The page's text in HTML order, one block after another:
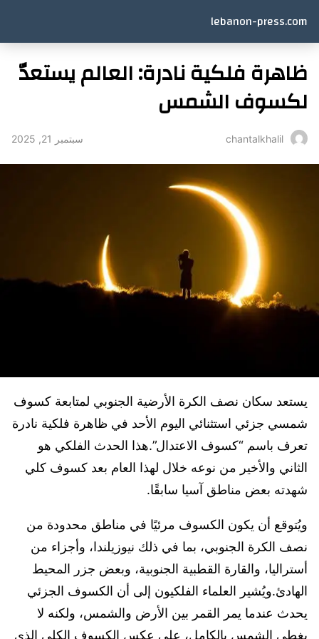
lebanon-press.com
ظاهرة فلكية نادرة: العالم يستعدّ
لكسوف الشمس
chantalkhalil سبتمبر 21, 2025
يستعد سكان نصف الكرة الأرضية الجنوبي لمتابعة كسوف
شمسي جزئي استثنائي اليوم الأحد في ظاهرة فلكية نادرة
تعرف باسم “كسوف الاعتدال”.هذا الحدث الفلكي هو
الثاني والأخير من نوعه خلال لهذا العام بعد كسوف كلي
شهدته بعض مناطق آسيا سابقًا.
ويُتوقع أن يكون الكسوف مرئيًا في مناطق محدودة من
نصف الكرة الجنوبي، بما في ذلك نيوزيلندا، وأجزاء من
أستراليا، والقارة القطبية الجنوبية، وبعض جزر المحيط
الهادئ.ويُشير العلماء الفلكيون إلى أن الكسوف الجزئي
يحدث عندما يمر القمر بين الأرض والشمس، ولكنه لا
يغطي الشمس بالكامل، على عكس الكسوف الكلي الذي